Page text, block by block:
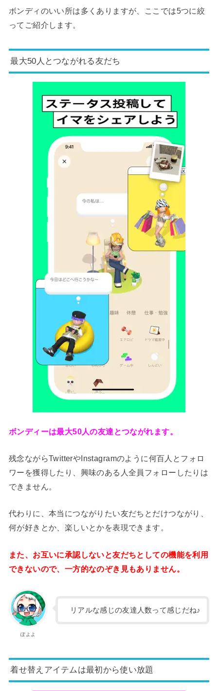
ボンディのいい所は多くありますが、ここでは5つに絞
ってご紹介します。
最大50人とつながれる友だち
ボンディーは最大50人の友達とつながれます。
残念ながらTwitterやInstagramのように何百人とフォロ
ワーを獲得したり、興味のある人全員フォローしたりは
できません。
代わりに、本当につながりたい友だちとだけつながり、
何が好きとか、楽しいとかを表現できます。
また、お互いに承認しないと友だちとしての機能を利用
できないので、一方的なのぞき見もありません。
ぽよよ
リアルな感じの友達人数って感じだね♪
着せ替えアイテムは最初から使い放題